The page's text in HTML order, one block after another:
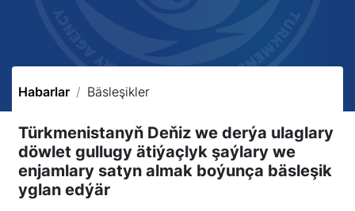
Habarlar Bäsleşikler
Türkmenistanyň Deňiz we derýa ulaglary
döwlet gullugy ätiýaçlyk şaýlary we
enjamlary satyn almak boýunça bäsleşik
yglan edýär